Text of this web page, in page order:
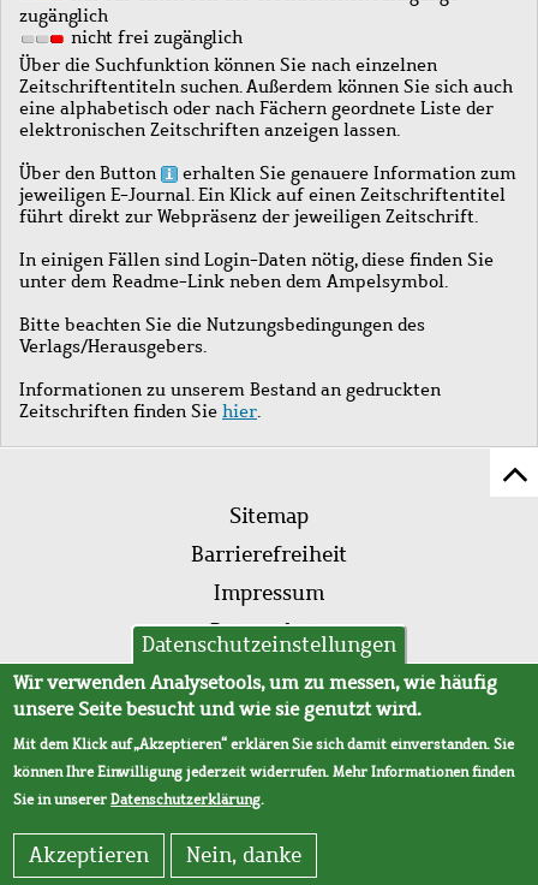
zugänglich
nicht frei zugänglich
Über die Suchfunktion können Sie nach einzelnen
Zeitschriftentiteln suchen. Außerdem können Sie sich auch
eine alphabetisch oder nach Fächern geordnete Liste der
elektronischen Zeitschriften anzeigen lassen.
Über den Button
erhalten Sie genauere Information zum
jeweiligen E-Journal. Ein Klick auf einen Zeitschriftentitel
führt direkt zur Webpräsenz der jeweiligen Zeitschrift.
In einigen Fällen sind Login-Daten nötig, diese finden Sie
unter dem Readme-Link neben dem Ampelsymbol.
Bitte beachten Sie die Nutzungsbedingungen des
Verlags/Herausgebers.
Informationen zu unserem Bestand an gedruckten
Zeitschriften finden Sie hier.
Fußleistenmenü
Sitemap
Barrierefreiheit
Impressum
Datenschutz
AVB
Datenschutzeinstellungen
Wir verwenden Analysetools, um zu messen, wie häufig
unsere Seite besucht und wie sie genutzt wird.
Mit dem Klick auf „Akzeptieren“ erklären Sie sich damit einverstanden. Sie
können Ihre Einwilligung jederzeit widerrufen. Mehr Informationen finden
Sie in unsererDatenschutzerklärung.
Akzeptieren Nein, danke